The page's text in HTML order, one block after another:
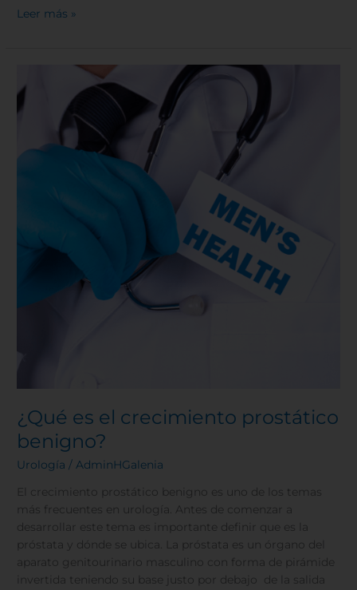
Leer más »
¿Qué es el crecimiento prostático
benigno?
Urología / AdminHGalenia
El crecimiento prostático benigno es uno de los temas
más frecuentes en urología. Antes de comenzar a
desarrollar este tema es importante definir que es la
próstata y dónde se ubica. La próstata es un órgano del
aparato genitourinario masculino con forma de pirámide
invertida teniendo su base justo por debajo de la salida
es
el
crecimiento
prostático
benigno?